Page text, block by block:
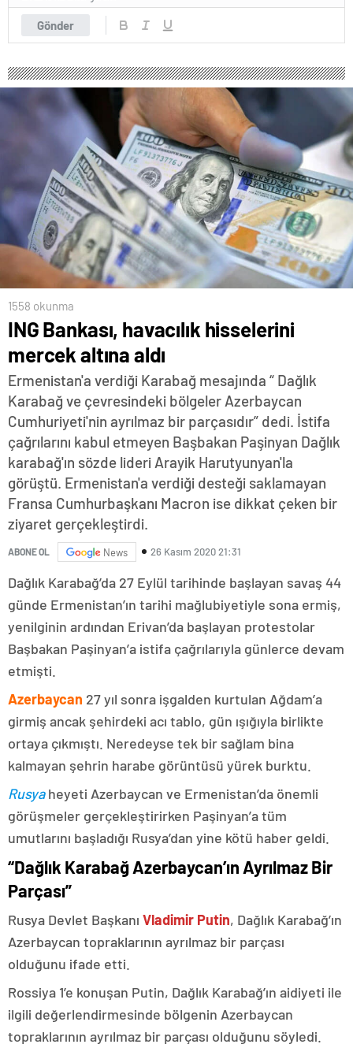
Gönder
1558 okunma
ING Bankası, havacılık hisselerini
mercek altına aldı
Ermenistan'a verdiği Karabağ mesajında “ Dağlık
Karabağ ve çevresindeki bölgeler Azerbaycan
Cumhuriyeti'nin ayrılmaz bir parçasıdır” dedi. İstifa
çağrılarını kabul etmeyen Başbakan Paşinyan Dağlık
karabağ'ın sözde lideri Arayik Harutyunyan'la
görüştü. Ermenistan'a verdiği desteği saklamayan
Fransa Cumhurbaşkanı Macron ise dikkat çeken bir
ziyaret gerçekleştirdi.
ABONE OL News 26 Kasım 2020 21:31
Dağlık Karabağ’da 27 Eylül tarihinde başlayan savaş 44
günde Ermenistan’ın tarihi mağlubiyetiyle sona ermiş,
yenilginin ardından Erivan’da başlayan protestolar
Başbakan Paşinyan’a istifa çağrılarıyla günlerce devam
etmişti.
Azerbaycan 27 yıl sonra işgalden kurtulan Ağdam’a
girmiş ancak şehirdeki acı tablo, gün ışığıyla birlikte
ortaya çıkmıştı. Neredeyse tek bir sağlam bina
kalmayan şehrin harabe görüntüsü yürek burktu.
Rusyaheyeti Azerbaycan ve Ermenistan’da önemli
görüşmeler gerçekleştirirken Paşinyan’a tüm
umutlarını başladığı Rusya’dan yine kötü haber geldi.
“Dağlık Karabağ Azerbaycan’ın Ayrılmaz Bir
Parçası”
Rusya Devlet Başkanı Vladimir Putin, Dağlık Karabağ’ın
Azerbaycan topraklarının ayrılmaz bir parçası
olduğunu ifade etti.
Rossiya 1’e konuşan Putin, Dağlık Karabağ’ın aidiyeti ile
ilgili değerlendirmesinde bölgenin Azerbaycan
topraklarının ayrılmaz bir parçası olduğunu söyledi.